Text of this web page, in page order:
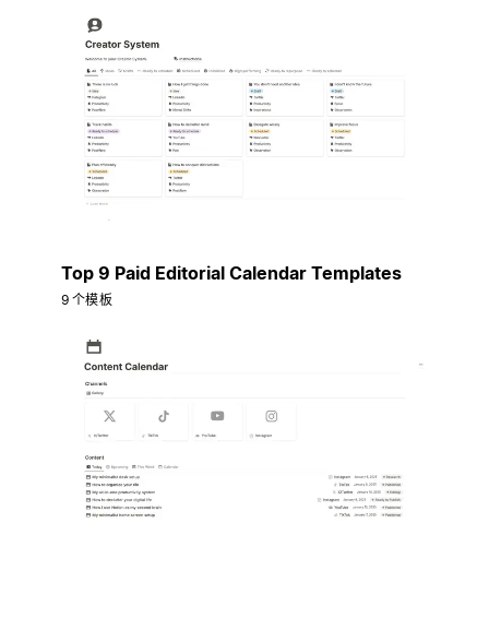
Top 9 Paid Editorial Calendar Templates
9 个模板